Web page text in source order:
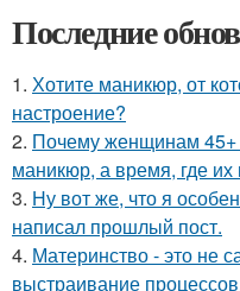
Последние
1. Хотите маникюр, от
настроение?
2. Почему женщинам 45+
маникюр, а время, где их
3. Ну вот же, что я
написал прошлый пост.
4. Материнство - это не
выстраивание